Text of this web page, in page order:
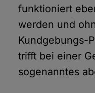
funktioniert
werden und
Kundgebungs-
trifft bei einer
sogenanntes